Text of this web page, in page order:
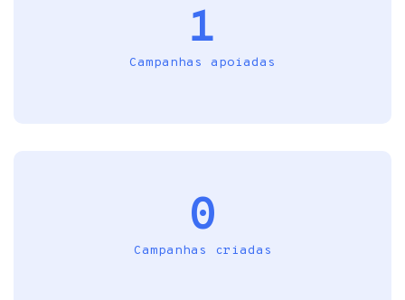
1
Campanhas apoiadas
0
Campanhas criadas